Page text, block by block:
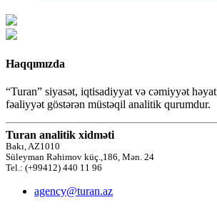
Haqqımızda
“Turan” siyasət, iqtisadiyyat və cəmiyyət
fəaliyyət göstərən müstəqil analitik qurumdur.
Turan analitik xidməti
Bakı, AZ1010
Süleyman Rəhimov küç.,186, Mən. 24
Tel.: (+99412) 440 11 96
agency@turan.az